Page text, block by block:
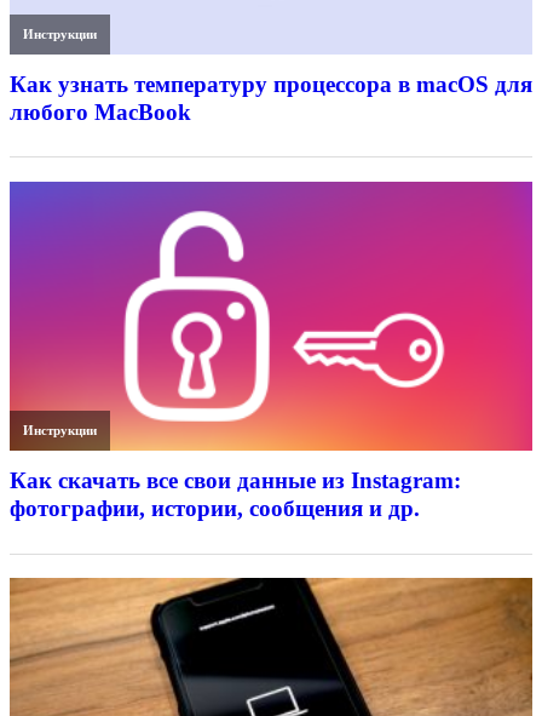
Инструкции
Как узнать температуру процессора в macOS для
любого MacBook
Инструкции
Как скачать все свои данные из Instagram:
фотографии, истории, сообщения и др.